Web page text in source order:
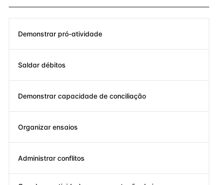
Demonstrar pró-atividade
Saldar débitos
Demonstrar capacidade de conciliação
Organizar ensaios
Administrar conflitos